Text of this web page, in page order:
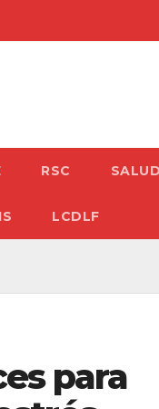
RSC
LCDLF
para